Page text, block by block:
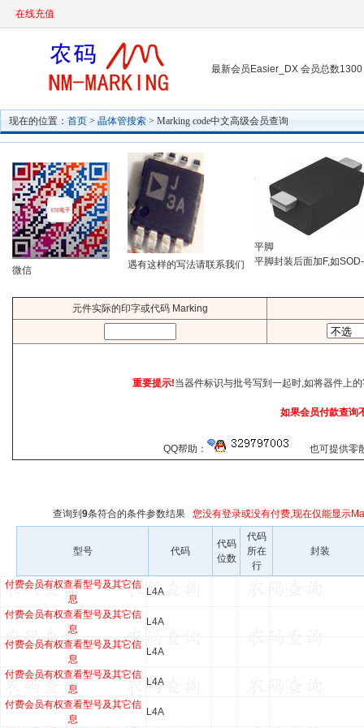
在线充值
最新会员Easier_DX 会员总数1300
现在的位置： 首页 > 晶体管搜索 > Marking code中文高级会员查询
微信 遇有这样的写法请联系我们
平脚
平脚封装后面加F,如
元件实际的印字或代码 Marking
重要提示!当器件标识与批号写到一起时,如将器件上
如果会员付款查询
QQ帮助： 也可提供零
查询到 9条符合的条件参数结果 您没有登录或没有付费,现在仅能显示
型号 代码
代码
位数
代码
所在
行
封装
付费会员有权查看型号及其它信
息
L4A
付费会员有权查看型号及其它信
息
L4A
付费会员有权查看型号及其它信
息
L4A
付费会员有权查看型号及其它信
息
L4A
付费会员有权查看型号及其它信
息
L4A